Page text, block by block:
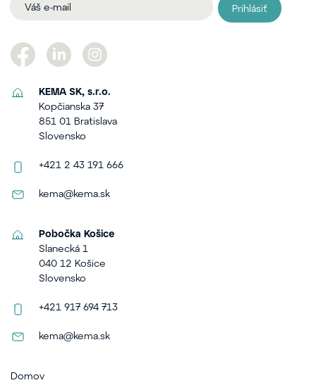
Prihlásiť
KEMA SK, s.r.o.
Kopčianska 37
851 01 Bratislava
Slovensko
+421 2 43 191 666
kema@kema.sk
Pobočka Košice
Slanecká 1
040 12 Košice
Slovensko
+421 917 694 713
kema@kema.sk
Domov